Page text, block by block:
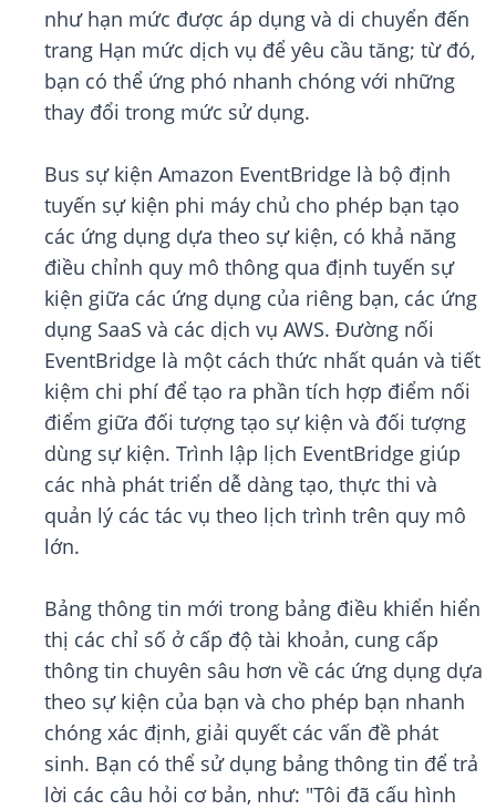
như hạn mức được áp dụng và di chuyển đến
trang Hạn mức dịch vụ để yêu cầu tăng; từ đó,
bạn có thể ứng phó nhanh chóng với những
thay đổi trong mức sử dụng.
Bus sự kiện Amazon EventBridge là bộ định
tuyến sự kiện phi máy chủ cho phép bạn tạo
các ứng dụng dựa theo sự kiện, có khả năng
điều chỉnh quy mô thông qua định tuyến sự
kiện giữa các ứng dụng của riêng bạn, các ứng
dụng SaaS và các dịch vụ AWS. Đường nối
EventBridge là một cách thức nhất quán và tiết
kiệm chi phí để tạo ra phần tích hợp điểm nối
điểm giữa đối tượng tạo sự kiện và đối tượng
dùng sự kiện. Trình lập lịch EventBridge giúp
các nhà phát triển dễ dàng tạo, thực thi và
quản lý các tác vụ theo lịch trình trên quy mô
lớn.
Bảng thông tin mới trong bảng điều khiển hiển
thị các chỉ số ở cấp độ tài khoản, cung cấp
thông tin chuyên sâu hơn về các ứng dụng dựa
theo sự kiện của bạn và cho phép bạn nhanh
chóng xác định, giải quyết các vấn đề phát
sinh. Bạn có thể sử dụng bảng thông tin để trả
lời các câu hỏi cơ bản, như: "Tôi đã cấu hình